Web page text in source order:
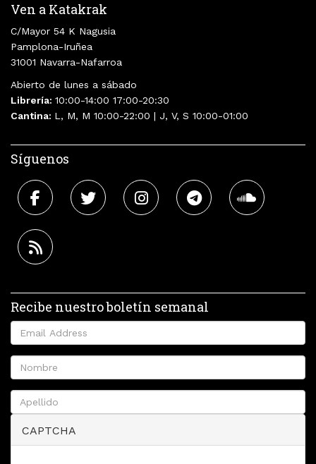
Ven a Katakrak
C/Mayor 54 K Nagusia
Pamplona-Iruñea
31001 Navarra-Nafarroa
Abierto de lunes a sábado
Librería: 10:00-14:00 17:00-20:30
Cantina: L, M, M 10:00-22:00 | J, V, S 10:00-01:00
Síguenos
Recibe nuestro boletín semanal
CAPTCHA